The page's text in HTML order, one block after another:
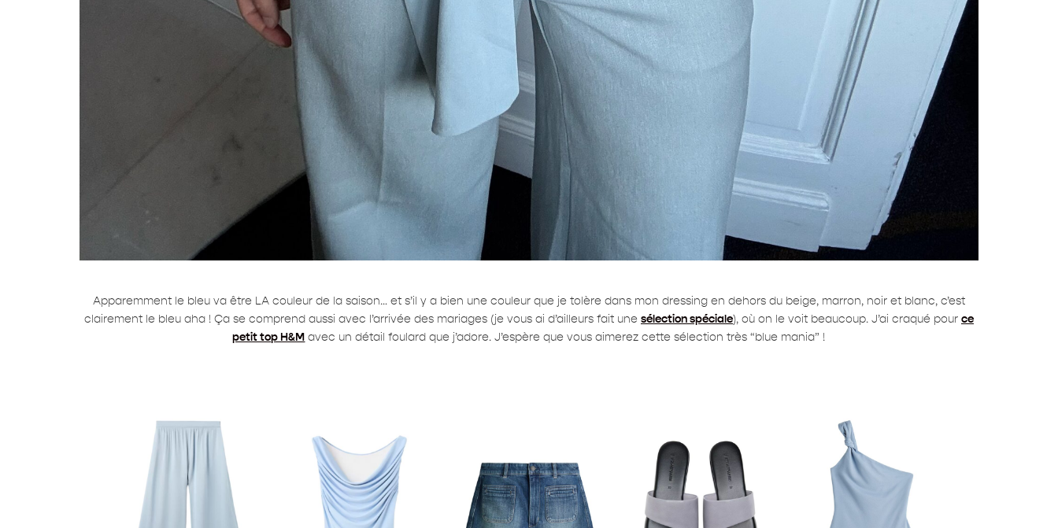
Apparemment le bleu va être LA couleur de la saison… et s’il y a bien une couleur que je tolère dans mon dressing en dehors du beige, marron, noir et blanc, c’est
clairement le bleu aha ! Ça se comprend aussi avec l’arrivée des mariages (je vous ai d’ailleurs fait une sélection spéciale), où on le voit beaucoup. J’ai craqué pour ce
petit top H&M avec un détail foulard que j’adore. J’espère que vous aimerez cette sélection très “blue mania” !